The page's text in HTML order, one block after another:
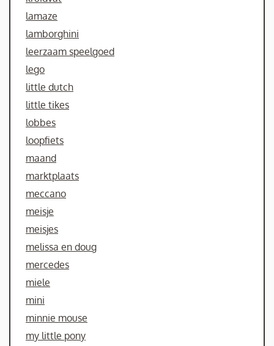
lamaze
lamborghini
leerzaam speelgoed
lego
little dutch
little tikes
lobbes
loopfiets
maand
marktplaats
meccano
meisje
meisjes
melissa en doug
mercedes
miele
mini
minnie mouse
my little pony